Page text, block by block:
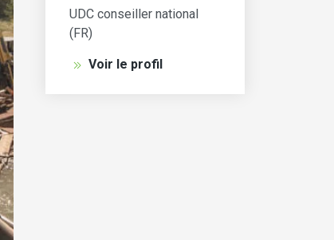
UDC conseiller national
(FR)
Voir le profil